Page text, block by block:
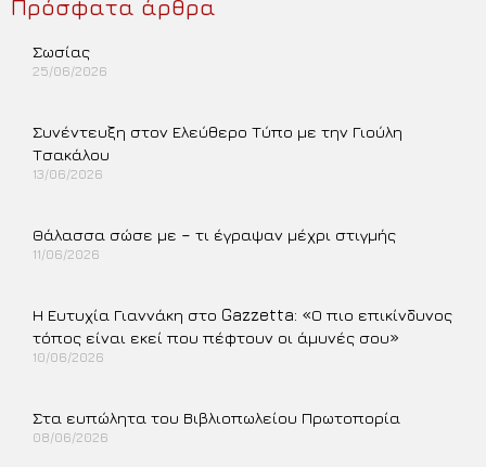
Πρόσφατα άρθρα
Σωσίας
25/06/2026
Συνέντευξη στον Ελεύθερο Τύπο με την Γιούλη
Τσακάλου
13/06/2026
Θάλασσα σώσε με – τι έγραψαν μέχρι στιγμής
11/06/2026
Η Ευτυχία Γιαννάκη στο Gazzetta: «Ο πιο επικίνδυνος
τόπος είναι εκεί που πέφτουν οι άμυνές σου»
10/06/2026
Στα ευπώλητα του Βιβλιοπωλείου Πρωτοπορία
08/06/2026